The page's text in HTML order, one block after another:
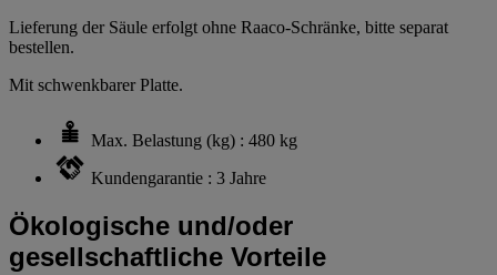
Lieferung der Säule erfolgt ohne Raaco-Schränke, bitte separat
bestellen.
Mit schwenkbarer Platte.
Max. Belastung (kg) : 480 kg
Kundengarantie : 3 Jahre
Ökologische und/oder
gesellschaftliche Vorteile